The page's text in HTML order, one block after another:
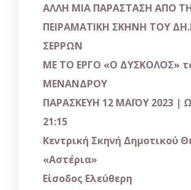
ΑΛΛΗ ΜΙΑ ΠΑΡΑΣΤΑΣΗ ΑΠΟ
ΠΕΙΡΑΜΑΤΙΚΗ ΣΚΗΝΗ ΤΟΥ
ΣΕΡΡΩΝ
ΜΕ ΤΟ ΕΡΓΟ «Ο ΔΥΣΚΟΛΟΣ»
ΜΕΝΑΝΔΡΟΥ
ΠΑΡΑΣΚΕΥΗ 12 ΜΑΪΟΥ 2023 |
21:15
Κεντρική Σκηνή Δημοτικού
«Αστέρια»
Είσοδος Ελεύθερη